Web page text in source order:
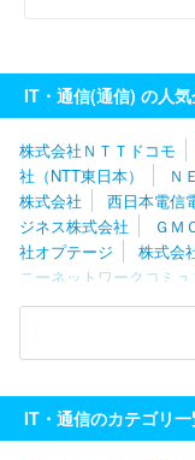
IT・通信(通信) の人
株式会社ＮＴＴドコモ
社（NTT東日本）
Ｎ
株式会社
西日本電信
ジネス株式会社
ＧＭ
社オプテージ
株式会
ニーネットワークコミ
ｔ
ＧＭＯペパボ株式
部テレコミュニケーシ
会社
東日本‐関信越
宇宙技
フティ株式会社
ベイ
IT・通信のカテゴリ